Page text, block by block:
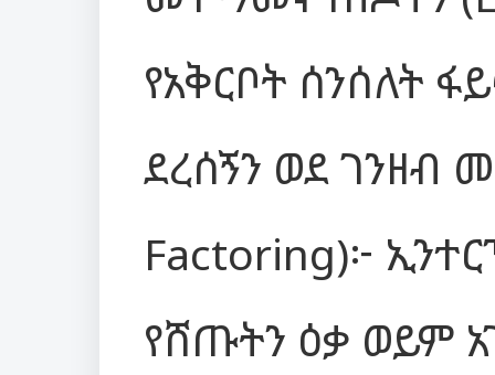
የአቅርቦት ሰንሰለት
ደረሰኝን ወደ ገንዘብ
Factoring)፦
የሸጡትን ዕቃ ወይም